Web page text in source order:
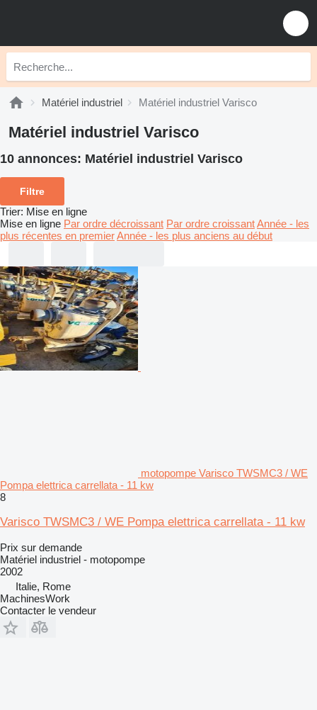
Matériel industriel Matériel industriel Varisco
Matériel industriel Varisco
10 annonces: Matériel industriel Varisco
Filtre
Trier: Mise en ligne
Mise en ligne Par ordre décroissant Par ordre croissantAnnée - les
plus récentes en premierAnnée - les plus anciens au début
motopompe Varisco TWSMC3 / WE
Pompa elettrica carrellata - 11 kw
8
Varisco TWSMC3 / WE Pompa elettrica carrellata - 11 kw
Prix sur demande
Matériel industriel - motopompe
2002
Italie, Rome
MachinesWork
Contacter le vendeur